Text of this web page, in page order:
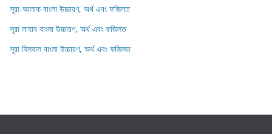
সূরা-আলাক বাংলা উচ্চারণ, অর্থ এবং ফজিলত
সূরা লাহাব‌‌‌ বাংলা উচ্চারণ, অর্থ এবং ফজিলত
সূরা যিলযাল বাংলা উচ্চারণ, অর্থ এবং ফজিলত